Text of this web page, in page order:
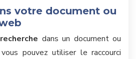
votre document ou
dans un document ou
pouvez utiliser le raccourci